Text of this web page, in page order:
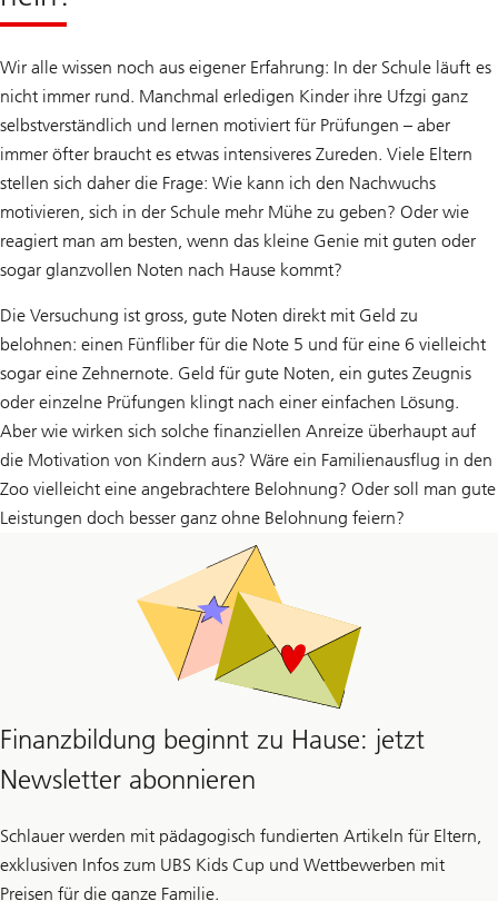
Wir alle wissen noch aus eigener Erfahrung: In der Schule läuft es
nicht immer rund. Manchmal erledigen Kinder ihre Ufzgi ganz
selbstverständlich und lernen motiviert für Prüfungen – aber
immer öfter braucht es etwas intensiveres Zureden. Viele Eltern
stellen sich daher die Frage: Wie kann ich den Nachwuchs
motivieren, sich in der Schule mehr Mühe zu geben? Oder wie
reagiert man am besten, wenn das kleine Genie mit guten oder
sogar glanzvollen Noten nach Hause kommt?
Die Versuchung ist gross, gute Noten direkt mit Geld zu
belohnen: einen Fünfliber für die Note 5 und für eine 6 vielleicht
sogar eine Zehnernote. Geld für gute Noten, ein gutes Zeugnis
oder einzelne Prüfungen klingt nach einer einfachen Lösung.
Aber wie wirken sich solche finanziellen Anreize überhaupt auf
die Motivation von Kindern aus? Wäre ein Familienausflug in den
Zoo vielleicht eine angebrachtere Belohnung? Oder soll man gute
Leistungen doch besser ganz ohne Belohnung feiern?
Finanzbildung beginnt zu Hause: jetzt
Newsletter abonnieren
Schlauer werden mit pädagogisch fundierten Artikeln für Eltern,
exklusiven Infos zum UBS Kids Cup und Wettbewerben mit
Preisen für die ganze Familie.